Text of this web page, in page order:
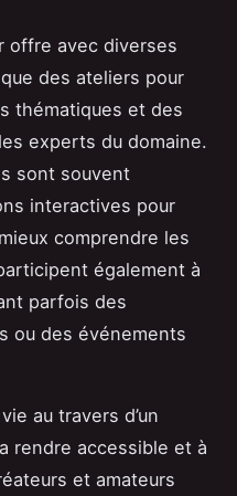
offre avec diverses
des ateliers pour
thématiques et des
experts du domaine.
sont souvent
interactives pour
comprendre les
également à
parfois des
ou des événements
au travers d’un
rendre accessible et à
et amateurs